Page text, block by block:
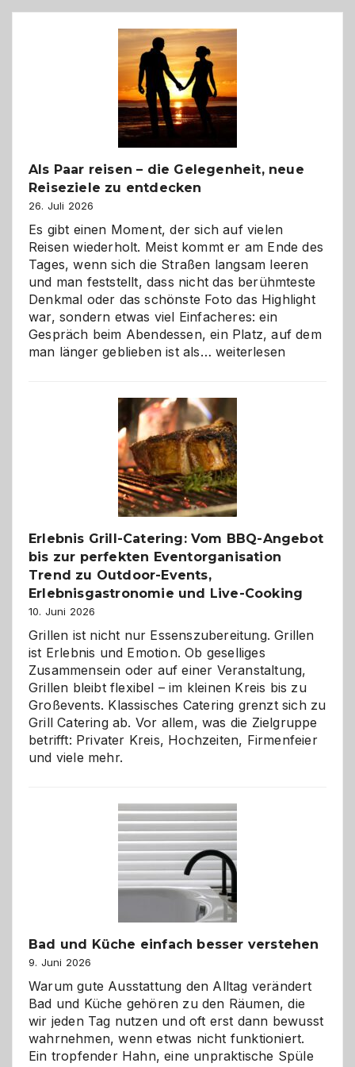
Als Paar reisen – die Gelegenheit, neue
Reiseziele zu entdecken
26. Juli 2026
Es gibt einen Moment, der sich auf vielen
Reisen wiederholt. Meist kommt er am Ende des
Tages, wenn sich die Straßen langsam leeren
und man feststellt, dass nicht das berühmteste
Denkmal oder das schönste Foto das Highlight
war, sondern etwas viel Einfacheres: ein
Gespräch beim Abendessen, ein Platz, auf dem
man länger geblieben ist als… Als
–
die
Gelegenheit,
neue
Reiseziele
zu
entdecken
weiterlesen
Erlebnis Grill-Catering: Vom BBQ-Angebot
bis zur perfekten Eventorganisation
Trend zu Outdoor-Events,
Erlebnisgastronomie und Live-Cooking
10. Juni 2026
Grillen ist nicht nur Essenszubereitung. Grillen
ist Erlebnis und Emotion. Ob geselliges
Zusammensein oder auf einer Veranstaltung,
Grillen bleibt flexibel – im kleinen Kreis bis zu
Großevents. Klassisches Catering grenzt sich zu
Grill Catering ab. Vor allem, was die Zielgruppe
betrifft: Privater Kreis, Hochzeiten, Firmenfeier
und viele mehr.
Bad und Küche einfach besser verstehen
9. Juni 2026
Warum gute Ausstattung den Alltag verändert
Bad und Küche gehören zu den Räumen, die
wir jeden Tag nutzen und oft erst dann bewusst
wahrnehmen, wenn etwas nicht funktioniert.
Ein tropfender Hahn, eine unpraktische Spüle